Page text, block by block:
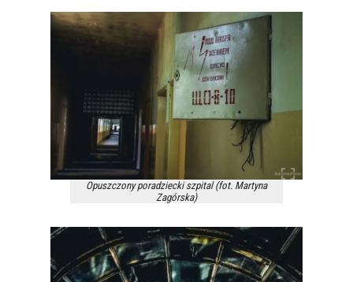
Opuszczony poradziecki szpital (fot. Martyna
Zagórska)